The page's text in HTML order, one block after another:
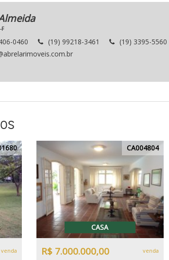
0460 (19) 99218-3461
(19) 3395-5560
venda
CA004804
CASA
R$ 7.000.000,00 venda